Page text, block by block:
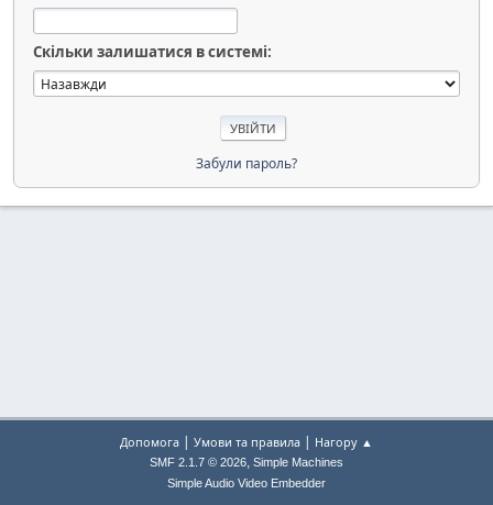
Скільки залишатися в системі:
Забули пароль?
Допомога | Умови та правила | Нагору ▲
SMF 2.1.7 © 2026, Simple Machines
Simple Audio Video Embedder